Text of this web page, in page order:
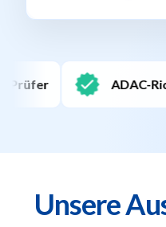
Unsere